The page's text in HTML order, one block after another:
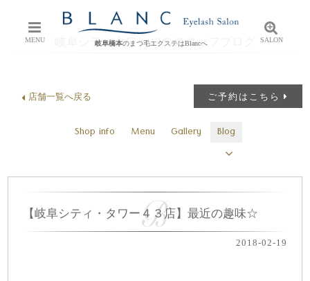
MENU 岐阜橋本のまつ毛エクステはBlancへ SALON
岐阜シティタワー43のスタッフブログ
ご予約はこちら
店舗一覧へ戻る
Shop info Menu Gallery Blog
【岐阜シティ・タワー４３店】最近の趣味☆
2018-02-19